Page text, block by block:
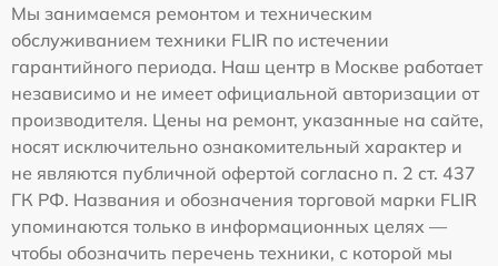
Мы занимаемся ремонтом и техническим
обслуживанием техники FLIR по истечении
гарантийного периода. Наш центр в Москве работает
независимо и не имеет официальной авторизации от
производителя. Цены на ремонт, указанные на сайте,
носят исключительно ознакомительный характер и
не являются публичной офертой согласно п. 2 ст. 437
ГК РФ. Названия и обозначения торговой марки FLIR
упоминаются только в информационных целях —
чтобы обозначить перечень техники, с которой мы